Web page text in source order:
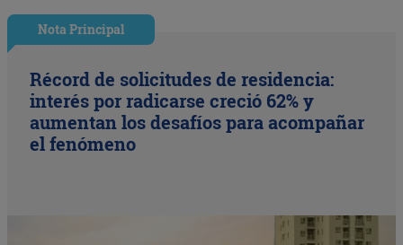
Nota Principal
Récord de solicitudes de residencia:
interés por radicarse creció 62% y
aumentan los desafíos para acompañar
el fenómeno